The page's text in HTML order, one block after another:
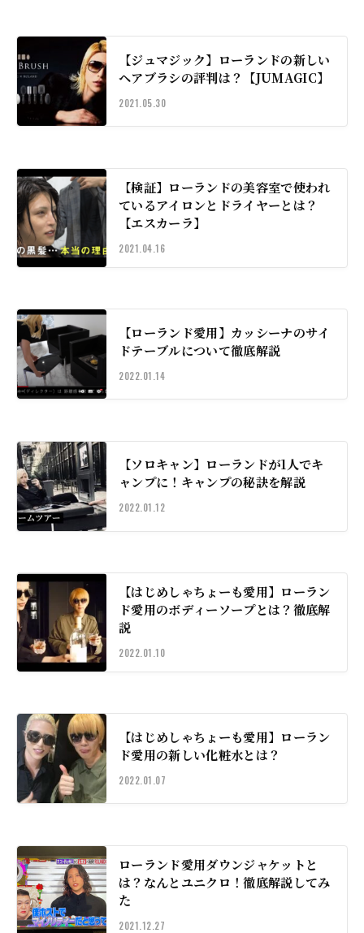
【ジュマジック】ローランドの新しい
ヘアブラシの評判は？【JUMAGIC】
2021.05.30
【検証】ローランドの美容室で使われ
ているアイロンとドライヤーとは？
【エスカーラ】
2021.04.16
【ローランド愛用】カッシーナのサイ
ドテーブルについて徹底解説
2022.01.14
【ソロキャン】ローランドが1人でキ
ャンプに！キャンプの秘訣を解説
2022.01.12
【はじめしゃちょーも愛用】ローラン
ド愛用のボディーソープとは？徹底解
説
2022.01.10
【はじめしゃちょーも愛用】ローラン
ド愛用の新しい化粧水とは？
2022.01.07
ローランド愛用ダウンジャケットと
は？なんとユニクロ！徹底解説してみ
た
2021.12.27